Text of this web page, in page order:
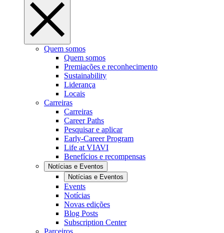
Quem somos
Quem somos
Premiações e reconhecimento
Sustainability
Liderança
Locais
Carreiras
Carreiras
Career Paths
Pesquisar e aplicar
Early-Career Program
Life at VIAVI
Benefícios e recompensas
Notícias e Eventos
Notícias e Eventos
Events
Notícias
Novas edições
Blog Posts
Subscription Center